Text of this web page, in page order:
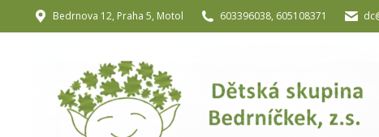
Bedrnova 12, Praha 5, Motol 603396038, 605108371
Úvod O nás O józe a